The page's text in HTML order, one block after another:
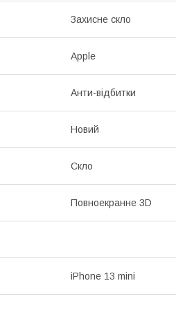
Захисне скло
Apple
Анти-відбитки
Новий
Скло
Повноекранне 3D
iPhone 13 mini